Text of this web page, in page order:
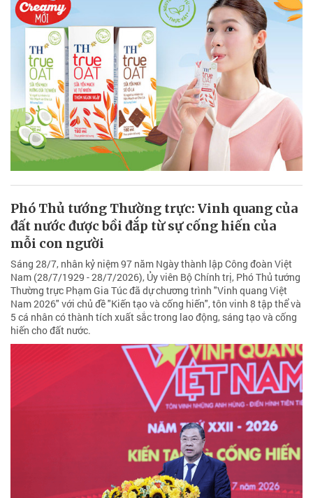
Phó Thủ tướng Thường trực: Vinh quang của
đất nước được bồi đắp từ sự cống hiến của
mỗi con người
Sáng 28/7, nhân kỷ niệm 97 năm Ngày thành lập Công đoàn Việt
Nam (28/7/1929 - 28/7/2026), Ủy viên Bộ Chính trị, Phó Thủ tướng
Thường trực Phạm Gia Túc đã dự chương trình "Vinh quang Việt
Nam 2026" với chủ đề "Kiến tạo và cống hiến", tôn vinh 8 tập thể và
5 cá nhân có thành tích xuất sắc trong lao động, sáng tạo và cống
hiến cho đất nước.